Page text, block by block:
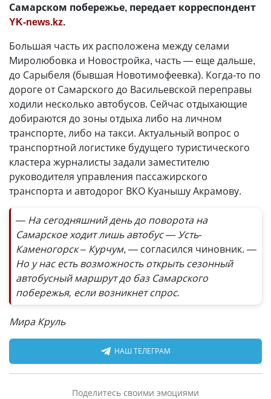
Самарском побережье, передает корреспондент
YK-news.kz.
Большая часть их расположена между селами
Миролюбовка и Новостройка, часть — еще дальше,
до Сарыбеля (бывшая Новотимофеевка). Когда-то по
дороге от Самарского до Васильевской переправы
ходили несколько автобусов. Сейчас отдыхающие
добираются до зоны отдыха либо на личном
транспорте, либо на такси. Актуальный вопрос о
транспортной логистике будущего туристического
кластера журналисты задали заместителю
руководителя управления пассажирского
транспорта и автодорог ВКО Куанышу Акрамову.
— На сегодняшний день до поворота на
Самарское ходит лишь автобус — Усть-
Каменогорск – Курчум, — согласился чиновник. —
Но у нас есть возможность открыть сезонный
автобусный маршрут до баз Самарского
побережья, если возникнет спрос.
Мира Круль
НАШ ТЕЛЕГРАМ
Поделитесь своими эмоциями